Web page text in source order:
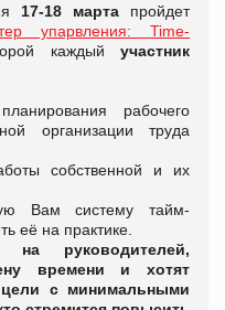
17-18 марта пройдет
упарвления: Time-
каждый участник
рабочего
организации труда
собственной и их
Вам систему тайм-
её на практике.
на руководителей,
времени и хотят
цели с минимальными